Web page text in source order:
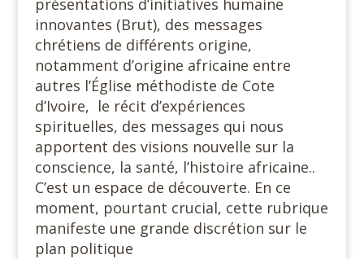
innovantes (Brut), des messages
chrétiens de différents origine,
notamment d’origine africaine entre
autres l’Église méthodiste de Cote
d’Ivoire, le récit d’expériences
spirituelles, des messages qui nous
apportent des visions nouvelle sur la
conscience, la santé, l’histoire africaine..
C’est un espace de découverte. En ce
moment, pourtant crucial, cette rubrique
manifeste une grande discrétion sur le
plan politique